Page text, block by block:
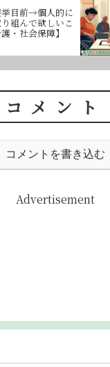
目前→個人的に
組んで欲しいこ
・社会保障】
コメント
コメントを書き込む
Advertisement